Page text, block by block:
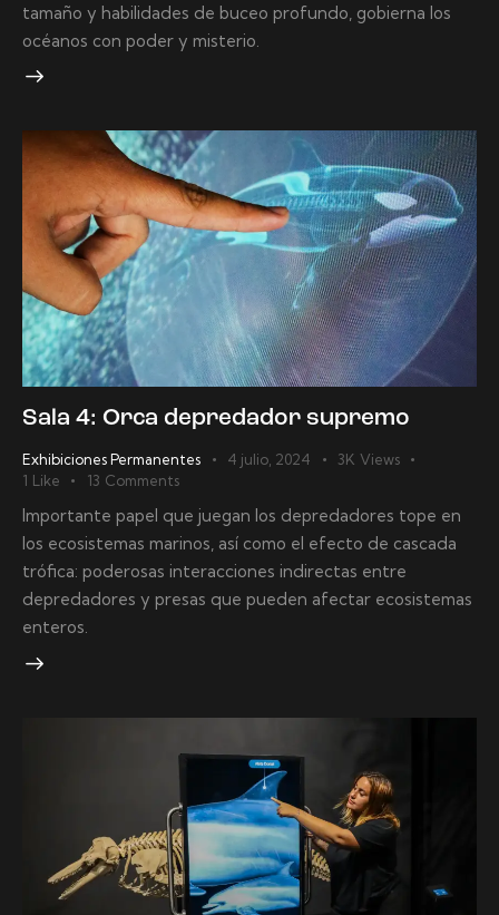
tamaño y habilidades de buceo profundo, gobierna los
océanos con poder y misterio.
Sala 4: Orca depredador supremo
Exhibiciones Permanentes 4 julio, 2024 3K Views
1 Like 13 Comments
Importante papel que juegan los depredadores tope en
los ecosistemas marinos, así como el efecto de cascada
trófica: poderosas interacciones indirectas entre
depredadores y presas que pueden afectar ecosistemas
enteros.